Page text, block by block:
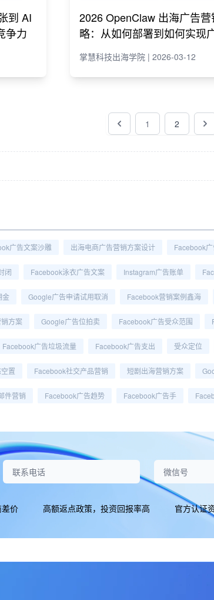
到 AI
争力
2026 OpenClaw 出海广告
略：从如何部署到如何实现
掌慧科技出海学院 | 2026-03-12
1 2
广告文案沙雕 出海电商广告营销方案设计 Facebook
闭 Facebook泳衣广告文案 Instagram广告账单
金 Google广告申请试用取消 Facebook营销案例鑫海
方案 Google广告位拍卖 Facebook广告受众范围
Facebook广告垃圾流量 Facebook广告支出 受众定位
置 Facebook社交产品营销 短剧出海营销方案
件营销 Facebook广告趋势 Facebook广告手
价 高额返点政策，投资回报率高 官方认证